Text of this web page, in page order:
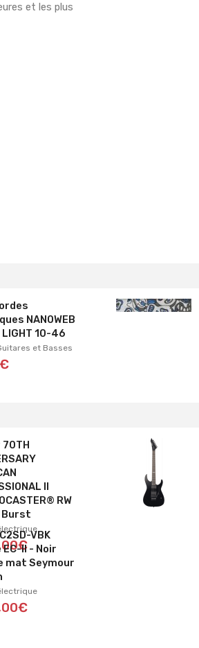
et les plus
NANOWEB
LIGHT 10-46
et Basses
70TH
II
RW
Burst
VBK
EC-II - Noir
mat Seymour